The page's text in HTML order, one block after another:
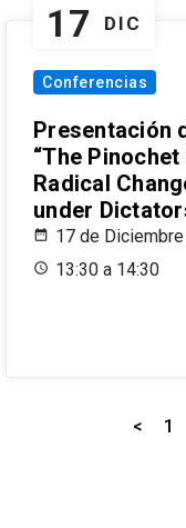
17 DIC
Conferencias
Presentación
“The
Radical
under
17 de
13:30 a 14:30
< 1